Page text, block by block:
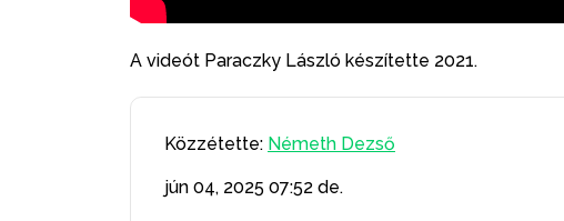
A videót Paraczky László készítette 2021.
Közzétette: Németh Dezső
jún 04, 2025 07:52 de.